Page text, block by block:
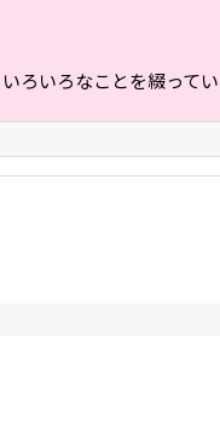
ろいろなことを綴って